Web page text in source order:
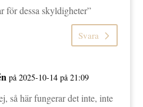
för dessa skyldigheter”
Svara
på 2025-10-14 på 21:09
så här fungerar det inte, inte